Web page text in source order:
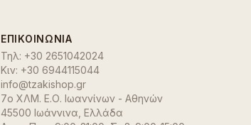
ΕΠΙΚΟΙΝΩΝΊΑ
Τηλ: +30 2651042024
Κιν: +30 6944115044
info@tzakishop.gr
7ο ΧΛΜ. Ε.Ο. Ιωαννίνων - Αθηνών
45500 Ιωάννινα Ελλάδα